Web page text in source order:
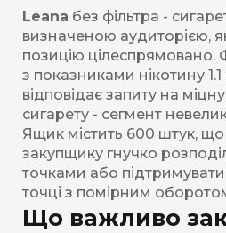
Leana без фільтра -
визначеною аудиторією,
позицію цілеспрямовано.
з показниками нікотину 1.1
відповідає запиту на
сигарету - сегмент
Ящик містить 600 штук,
закупщику гнучко
точками або
точці з помірним
Що важливо